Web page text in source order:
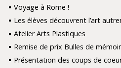
Voyage à Rome !
Les élèves découvrent l’art
Atelier Arts Plastiques
Remise de prix Bulles de
Présentation des coups de